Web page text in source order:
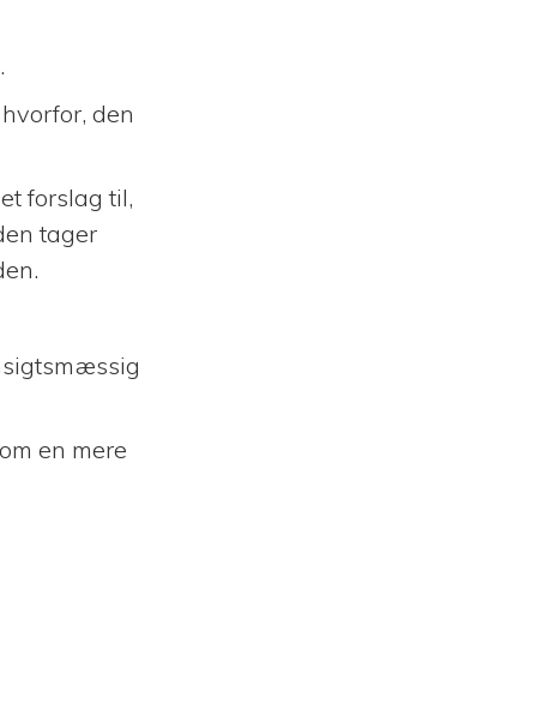
den
forslag til,
tager
en mere